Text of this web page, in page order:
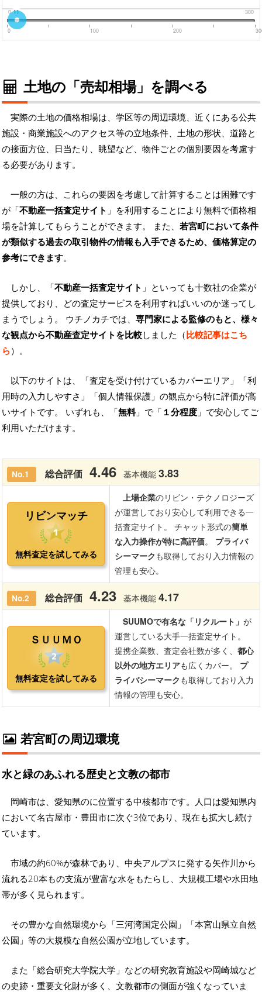
0 300
11
0 100 200
土地の「売却相場」を調べる
実際の土地の価格相場は、学区等の周辺環境、近くにある公共
施設・商業施設へのアクセス等の立地条件、土地の形状、道路と
の接面方位、日当たり、眺望など、物件ごとの個別要因を考慮す
る必要があります。
一般の方は、これらの要因を考慮して計算することは困難です
が「不動産一括査定サイト 」を利用することにより無料で価格相
場を計算してもらうことができます。 また、 若宮町において条件
が類似する過去の取引物件の情報も入手できるため、価格算定の
参考にできます。
しかし、「不動産一括査定サイト 」といっても十数社の企業が
提供しており、どの査定サービスを利用すればいいのか迷ってし
まうでしょう。 ウチノカチでは、 専門家による監修のもと、様々
な観点から不動産査定サイトを比較しました（比較記事はこち
ら）。
以下のサイトは、「査定を受け付けているカバーエリア」「利
用時の入力しやすさ」「個人情報保護」の観点から特に評価が高
いサイトです。 いずれも、「無料」で「 １分程度 」で安心してご
利用いただけます。
若宮町の周辺環境
水と緑のあふれる歴史と文教の都市
岡崎市は、愛知県のに位置する中核都市です。人口は愛知県内
において名古屋市・豊田市に次ぐ3位であり、現在も拡大し続け
ています。
市域の約60%が森林であり、中央アルプスに発する矢作川から
流れる20本もの支流が豊富な水をもたらし、大規模工場や水田地
帯が多く見られます。
その豊かな自然環境から「三河湾国定公園」「本宮山県立自然
公園」等の大規模な自然公園が立地しています。
また「総合研究大学院大学」などの研究教育施設や岡崎城など
の史跡・重要文化財が多く、文教都市の側面が強くなっていま